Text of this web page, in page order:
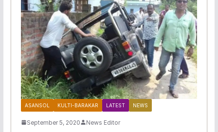
ASANSOL KULTI-BARAKAR LATEST NEWS
September 5, 2020 News Editor